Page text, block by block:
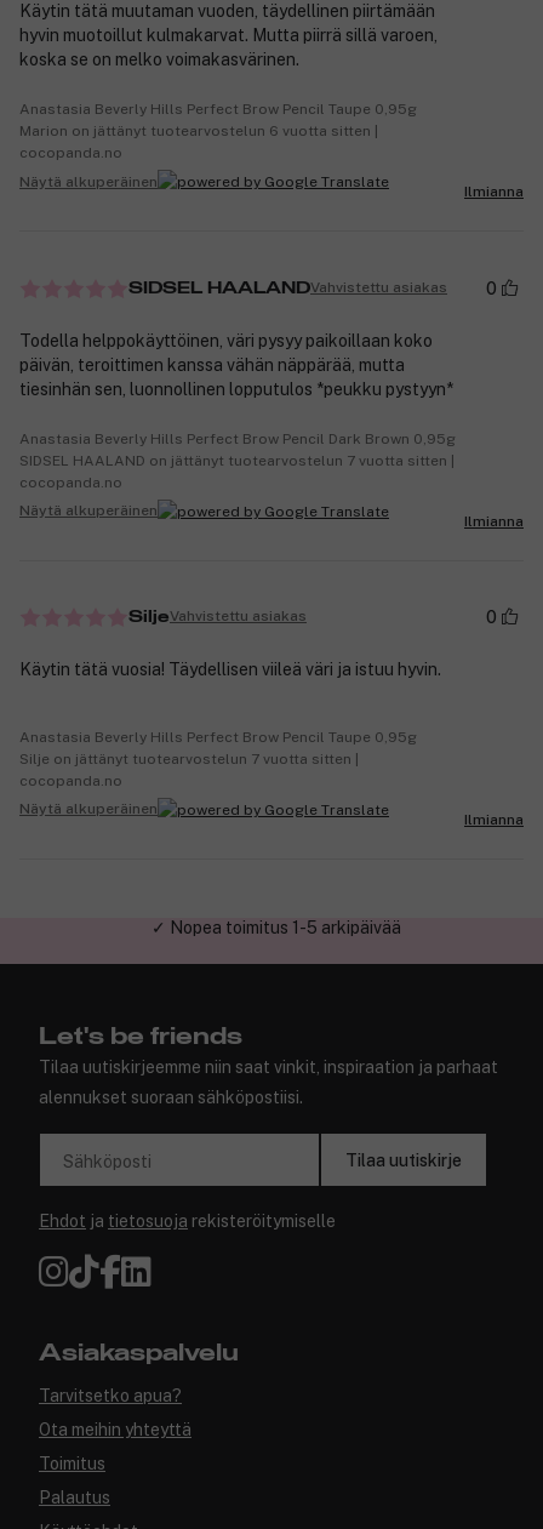
Käytin tätä muutaman vuoden, täydellinen piirtämään
hyvin muotoillut kulmakarvat. Mutta piirrä sillä varoen,
koska se on melko voimakasvärinen.
Anastasia Beverly Hills Perfect Brow Pencil Taupe 0,95g
Marion on jättänyt tuotearvostelun 6 vuotta sitten |
cocopanda.no
Näytä alkuperäinen
Ilmianna
SIDSEL HAALANDVahvistettu asiakas 0
Todella helppokäyttöinen, väri pysyy paikoillaan koko
päivän, teroittimen kanssa vähän näppärää, mutta
tiesinhän sen, luonnollinen lopputulos *peukku pystyyn*
Anastasia Beverly Hills Perfect Brow Pencil Dark Brown 0,95g
SIDSEL HAALAND on jättänyt tuotearvostelun 7 vuotta sitten |
cocopanda.no
Näytä alkuperäinen
Ilmianna
SiljeVahvistettu asiakas 0
Käytin tätä vuosia! Täydellisen viileä väri ja istuu hyvin.
Anastasia Beverly Hills Perfect Brow Pencil Taupe 0,95g
Silje on jättänyt tuotearvostelun 7 vuotta sitten |
cocopanda.no
Näytä alkuperäinen
Ilmianna
✓ Turvallinen verkkokauppa
Let's be friends
Tilaa uutiskirjeemme niin saat vinkit, inspiraation ja parhaat
alennukset suoraan sähköpostiisi.
Sähköposti Tilaa uutiskirje
Ehdot ja tietosuoja rekisteröitymiselle
Asiakaspalvelu
Tarvitsetko apua?
Ota meihin yhteyttä
Toimitus
Palautus